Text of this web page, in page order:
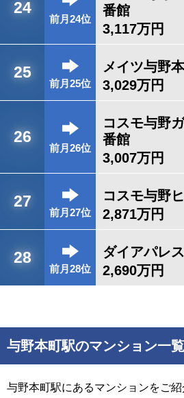
24
前月24位
番館
3,117万円
25
前月25位
メイツ与野
3,029万円
26
前月26位
コスモ与野
番館
3,007万円
27
前月27位
コスモ与野
2,871万円
28
前月28位
ダイアパレ
2,690万円
与野本町駅のマンション一覧
与野本町駅にあるマンションをご